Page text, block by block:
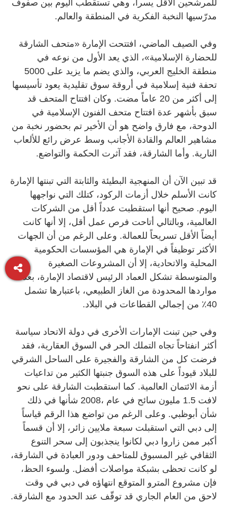
للمرشحين الأقل يسراً، وهي تستقطب اليوم بين صفوف
مدرّسيها النخبة الفكرية في المنطقة والعالم.
وفي الصيف الماضي، افتتحت الإمارة «متحف الشارقة
للحضارة الإسلامية»، الذي يعد الأول من نوعه في
منطقة الخليج العربي، والذي يضم ما يزيد على 5000
تحفة فنية إسلامية في أروقة سوق تقليدية يعود تأسيسها
إلى أكثر من 20 عاماً مضت. وكان افتتاح المتحف قد
سبق بأشهر عدة افتتاح متحف الفنون الإسلامية في
الدوحة، مع فارق واضح هو أن الأخير تم بحضور نخبة من
مشاهير العالم والقادة الأجانب وسط عرض رائع للألعاب
النارية. وأما الشارقة، فقد آثرت الحكمة والتواضع.
قد تبين الآن أن المنهجية البطيئة والثابتة التي تبنتها الإمارة
كانت الأسلم خلال أزمات الركود، كتلك التي نواجهها
اليوم. صحيح أنها استقطبت عدداً أقل من الشركات
العالمية، وبالتالي أتاحت فرص عمل أقل، إلا أنها كانت
أيضاً الأقل تسريحاً للعمالة. وعلى الرغم من أن الجهات
الأكثر توظيفاً في الإمارة هي المؤسسات الحكومية
المحلية والاتحادية، إلا أن المشروعات الصغيرة
والمتوسطة تشكل العماد الرئيس لاقتصاد الإمارة، بعد
مواردها المحدودة من الغاز الطبيعي، باعتبارها تشمل
40٪ من إجمالي القطاعات في البلاد.
وفي حين تبنت الإمارات الأخرى في دولة الاتحاد سياسة
أكثر انفتاحاً تجاه التملك الحر في السوق العقارية، فقد
فرضت كل من الشارقة والفجيرة على الساحل الشرقي
للبلاد قيوداً على هذه السوق جنبتها الكثير من تداعيات
أزمة الائتمان العالمية. كما استقطبت الشارقة على نحو
لافت 1.5 مليون سائح في عام ،2008 شأنها في ذلك
شأن أبوظبي. وعلى الرغم من تواضع هذا الرقم قياساً
إلى دبي التي استقبلت سبعة ملايين زائر، إلا أن قسماً
أكبر ممن زاروا دبي لكانوا ينجذبون إلى سحر التنوع
الثقافي غير المسبوق للمتاحف ودور العبادة في الشارقة،
لو كانت تحظى بشبكة مواصلات أفضل. ولسوء الحظ،
فإن مشروع المترو المتوقع انتهاؤه في دبي في وقت
لاحق من العام الجاري قد توقّف عند الحدود مع الشارقة.